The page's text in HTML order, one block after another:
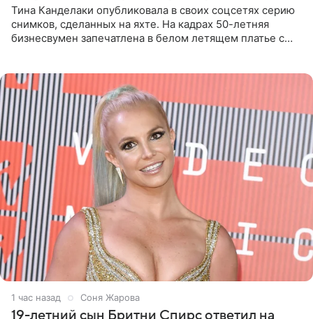
Тина Канделаки опубликовала в своих соцсетях серию
снимков, сделанных на яхте. На кадрах 50-летняя
бизнесвумен запечатлена в белом летящем платье с
1 час назад Соня Жарова
19-летний сын Бритни Спирс ответил на